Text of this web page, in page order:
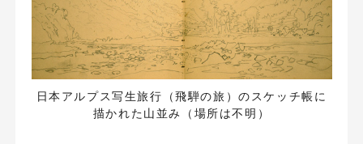
日本アルプス写生旅行（飛騨の旅）のスケッチ帳に
描かれた山並み（場所は不明）